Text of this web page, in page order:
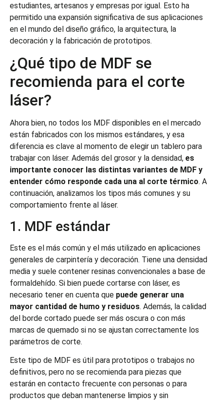
estudiantes, artesanos y empresas por igual. Esto ha
permitido una expansión significativa de sus aplicaciones
en el mundo del diseño gráfico, la arquitectura, la
decoración y la fabricación de prototipos.
¿Qué tipo de MDF se
recomienda para el corte
láser?
Ahora bien, no todos los MDF disponibles en el mercado
están fabricados con los mismos estándares, y esa
diferencia es clave al momento de elegir un tablero para
trabajar con láser. Además del grosor y la densidad, es
importante conocer las distintas variantes de MDF y
entender cómo responde cada una al corte térmico. A
continuación, analizamos los tipos más comunes y su
comportamiento frente al láser.
1. MDF estándar
Este es el más común y el más utilizado en aplicaciones
generales de carpintería y decoración. Tiene una densidad
media y suele contener resinas convencionales a base de
formaldehído. Si bien puede cortarse con láser, es
necesario tener en cuenta que puede generar una
mayor cantidad de humo y residuos. Además, la calidad
del borde cortado puede ser más oscura o con más
marcas de quemado si no se ajustan correctamente los
parámetros de corte.
Este tipo de MDF es útil para prototipos o trabajos no
definitivos, pero no se recomienda para piezas que
estarán en contacto frecuente con personas o para
productos que deban mantenerse limpios y sin